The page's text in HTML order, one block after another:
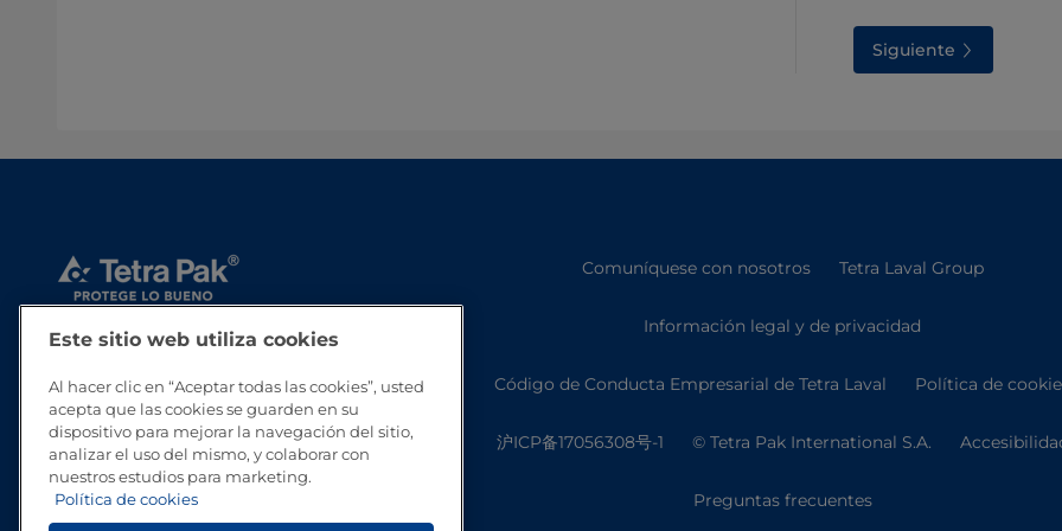
Siguiente
Comuníquese con nosotros Tetra Laval Group
Información legal y de privacidad
Código de Conducta Empresarial de Tetra Laval Política de
沪ICP备17056308号-1 © Tetra Pak International S.A.
Preguntas frecuentes
Este sitio web utiliza cookies
Al hacer clic en “Aceptar todas las cookies”, usted
acepta que las cookies se guarden en su
dispositivo para mejorar la navegación del sitio,
analizar el uso del mismo, y colaborar con
nuestros estudios para marketing.
Política de cookies